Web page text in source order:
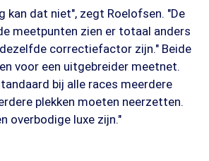
kan dat niet", zegt Roelofsen. "De
meetpunten zien er totaal anders
correctiefactor zijn." Beide
voor een uitgebreider meetnet.
bij alle races meerdere
plekken moeten neerzetten.
overbodige luxe zijn."